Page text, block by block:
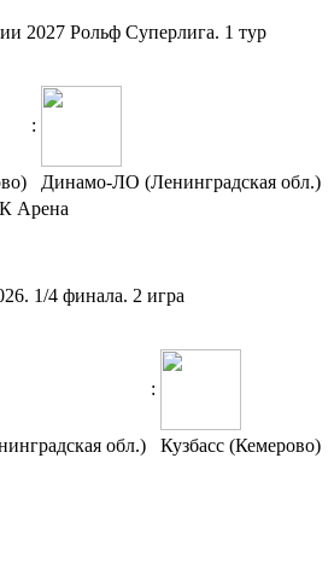
2027 Рольф Суперлига. 1 тур
:
Динамо-ЛО (Ленинградская обл.)
Арена
1/4 финала. 2 игра
:
обл.) Кузбасс (Кемерово)